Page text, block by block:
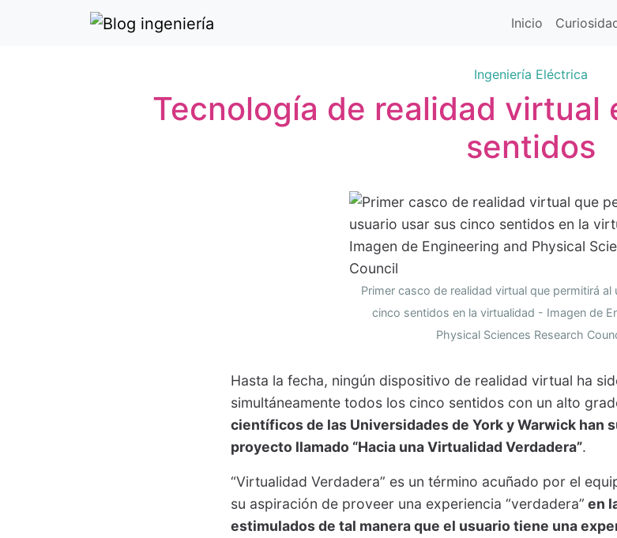
Inicio
Ingeniería Eléctrica
Tecnología de realidad virtual
sentidos
Primer casco de realidad virtual que permitirá al
cinco sentidos en la virtualidad - Imagen de
Physical Sciences Research
Hasta la fecha, ningún dispositivo de realidad virtual ha
simultáneamente todos los cinco sentidos con un alto
científicos de las Universidades de York y Warwick han
proyecto llamado “Hacia una Virtualidad Verdadera”.
“Virtualidad Verdadera” es un término acuñado por el
su aspiración de proveer una experiencia “verdadera” en
estimulados de tal manera que el usuario tiene una